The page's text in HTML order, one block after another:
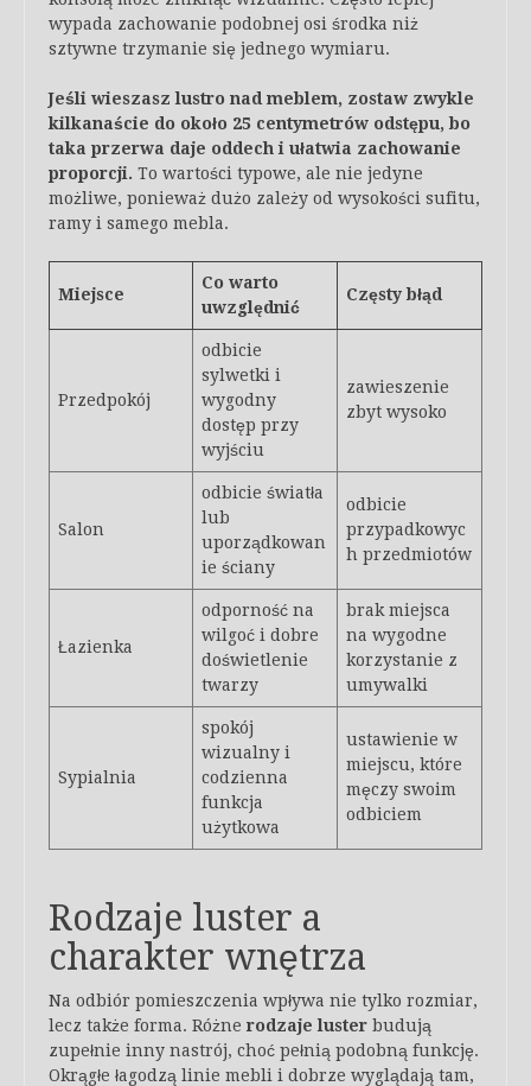
wypada zachowanie podobnej osi środka niż
sztywne trzymanie się jednego wymiaru.
Jeśli wieszasz lustro nad meblem, zostaw zwykle
kilkanaście do około 25 centymetrów odstępu, bo
taka przerwa daje oddech i ułatwia zachowanie
proporcji. To wartości typowe, ale nie jedyne
możliwe, ponieważ dużo zależy od wysokości sufitu,
ramy i samego mebla.
Miejsce
Co warto
uwzględnić
Częsty błąd
Przedpokój
odbicie
sylwetki i
wygodny
dostęp przy
wyjściu
zawieszenie
zbyt wysoko
Salon
odbicie światła
lub
uporządkowan
ie ściany
odbicie
przypadkowyc
h przedmiotów
Łazienka
odporność na
wilgoć i dobre
doświetlenie
twarzy
brak miejsca
na wygodne
korzystanie z
umywalki
Sypialnia
spokój
wizualny i
codzienna
funkcja
użytkowa
ustawienie w
miejscu, które
męczy swoim
odbiciem
Rodzaje luster a
charakter wnętrza
Na odbiór pomieszczenia wpływa nie tylko rozmiar,
lecz także forma. Różne rodzaje luster budują
zupełnie inny nastrój, choć pełnią podobną funkcję.
Okrągłe łagodzą linie mebli i dobrze wyglądają tam,